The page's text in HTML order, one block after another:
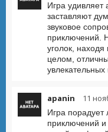
Игра удивляет
заставляют
звуковое
приключений.
уголок,
целом,
apanin 11
Игра
приключений